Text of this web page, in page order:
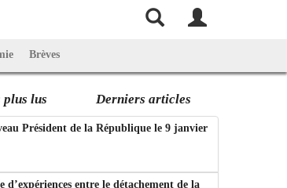
Brèves
plus lus Derniers articles
Président de la République le 9 janvier
d’expériences entre le détachement de la